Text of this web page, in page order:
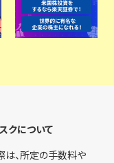
クについて
、所定の手数料や